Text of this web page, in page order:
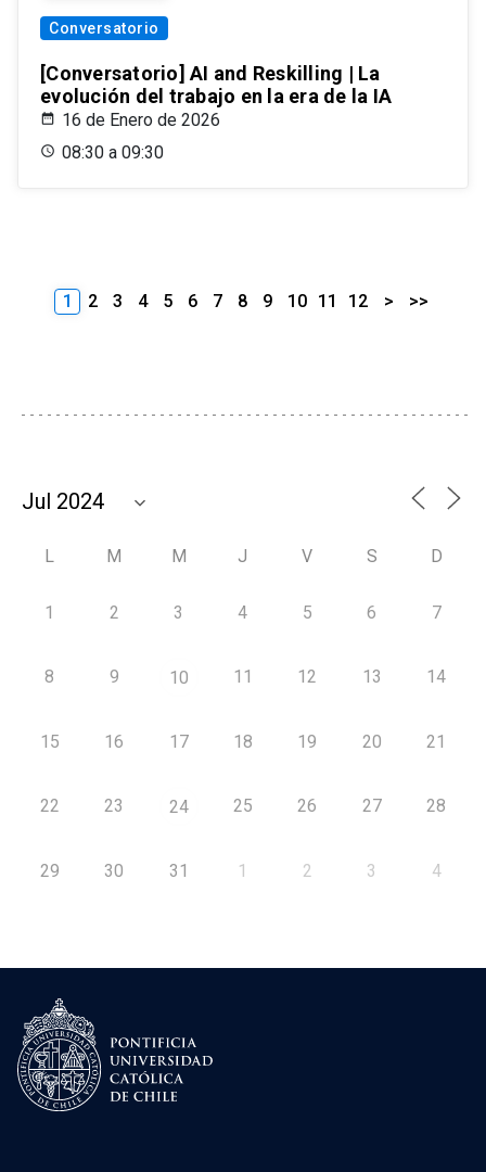
Conversatorio
[Conversatorio] AI and Reskilling | La
evolución del trabajo en la era de la IA
16 de Enero de 2026
08:30 a 09:30
1 2 3 4 5 6 7 8 9 10 11 12 > >>
L M M J V S D
1 2 3 4 5 6 7
8 9 10 11 12 13 14
15 16 17 18 19 20 21
22 23 24 25 26 27 28
29 30 31 1 2 3 4